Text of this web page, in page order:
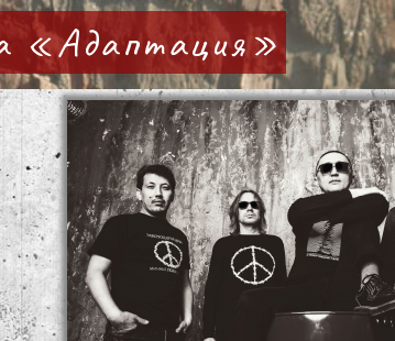
«Адаптация»